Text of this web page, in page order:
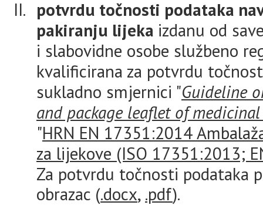
potvrdu točnosti podataka
pakiranju lijeka izdanu od
i slabovidne osobe službeno
kvalificirana za potvrdu
sukladno smjernici "Guideline
and package leaflet of
"HRN EN 17351:2014
za lijekove (ISO 17351:2013;
Za potvrdu točnosti podataka
obrazac (.docx, .pdf).